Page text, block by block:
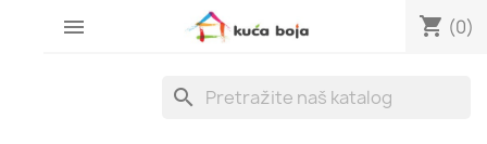
 shopping_cart (0)
search